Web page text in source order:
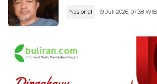
Nasional 19 Juli 2026, 07:38 WIB